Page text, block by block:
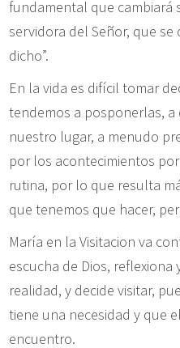
fundamental que cambiará
servidora del Señor, que
dicho”.
En la vida es difícil tomar
tendemos a posponerlas,
nuestro lugar, a menudo
por los acontecimientos
rutina, por lo que resulta
que tenemos que hacer,
María en la Visitacion va
escucha de Dios,
realidad, y decide visitar,
tiene una necesidad y que
encuentro.